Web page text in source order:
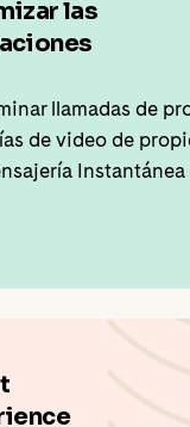
las
llamadas de
de video de